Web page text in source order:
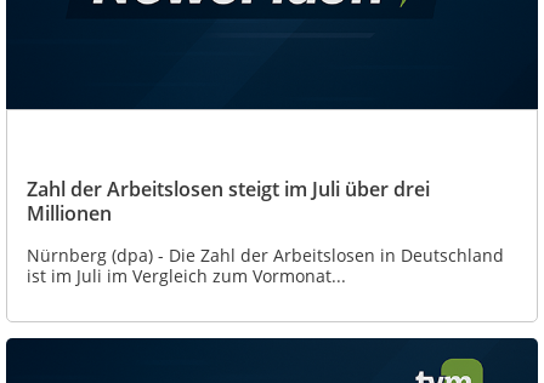
Zahl der Arbeitslosen steigt im Juli über drei
Millionen
Nürnberg (dpa) - Die Zahl der Arbeitslosen in Deutschland
ist im Juli im Vergleich zum Vormonat...